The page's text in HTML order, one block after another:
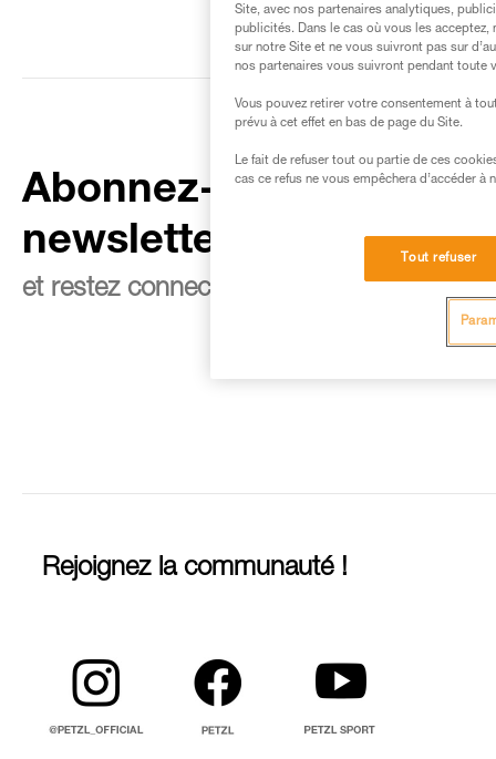
Abonnez-vous à la
newsletter
et restez connecté à notre actualité
Rejoignez la communauté !
Site, avec nos partenaires analytiques,
publicités. Dans le cas où vous les
sur notre Site et ne vous suivront pas sur
nos partenaires vous suivront pendant toute
Vous pouvez retirer votre consentement à
prévu à cet effet en bas de page du Site.
Le fait de refuser tout ou partie de ces
cas ce refus ne vous empêchera d’accéder à
Tout refuser